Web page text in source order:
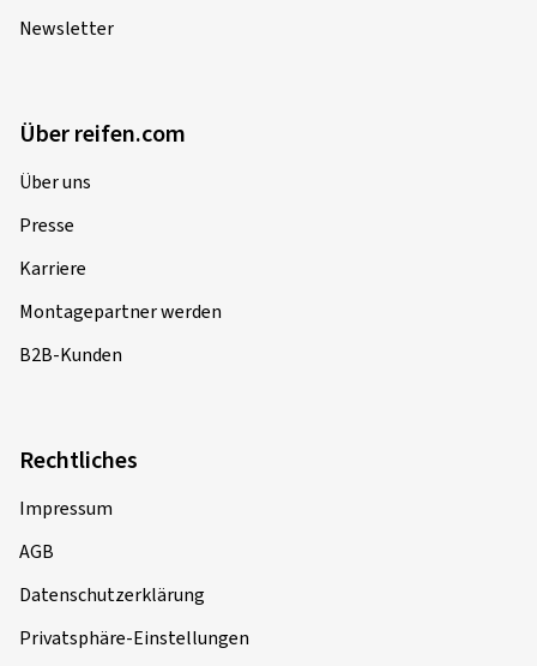
Newsletter
Über reifen.com
Über uns
Presse
Karriere
Montagepartner werden
B2B-Kunden
Rechtliches
Impressum
AGB
Datenschutzerklärung
Privatsphäre-Einstellungen